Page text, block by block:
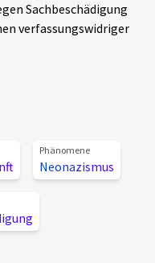
Sachbeschädigung
verfassungswidriger
Phänomene
Neonazismus